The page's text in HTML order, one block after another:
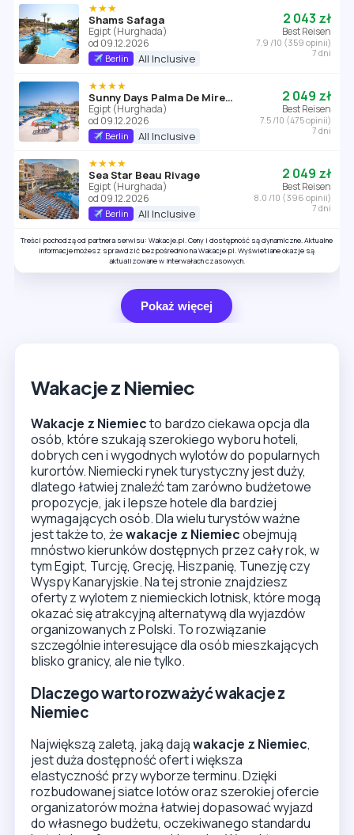
★★★
Shams Safaga
Egipt (Hurghada)
od 09.12.2026
Berlin All Inclusive
2 043 zł
Best Reisen
7.9 /10 (359 opinii)
7 dni
★★★★
Sunny Days Palma De Mirette Resort
Egipt (Hurghada)
od 09.12.2026
Berlin All Inclusive
2 049 zł
Best Reisen
7.5 /10 (475 opinii)
7 dni
★★★★
Sea Star Beau Rivage
Egipt (Hurghada)
od 09.12.2026
Berlin All Inclusive
2 049 zł
Best Reisen
8.0 /10 (396 opinii)
7 dni
Treści pochodzą od partnera serwisu: Wakacje.pl. Ceny i dostępność są dynamiczne. Aktualne
informacje możesz sprawdzić bezpośrednio na Wakacje.pl. Wyświetlane okazje są
aktualizowane w interwałach czasowych.
Pokaż więcej
Wakacje z Niemiec
Wakacje z Niemiecto bardzo ciekawa opcja dla
osób, które szukają szerokiego wyboru hoteli,
dobrych cen i wygodnych wylotów do popularnych
kurortów. Niemiecki rynek turystyczny jest duży,
dlatego łatwiej znaleźć tam zarówno budżetowe
propozycje, jak i lepsze hotele dla bardziej
wymagających osób. Dla wielu turystów ważne
jest także to, żewakacje z Niemiecobejmują
mnóstwo kierunków dostępnych przez cały rok, w
tym Egipt, Turcję, Grecję, Hiszpanię, Tunezję czy
Wyspy Kanaryjskie. Na tej stronie znajdziesz
oferty z wylotem z niemieckich lotnisk, które mogą
okazać się atrakcyjną alternatywą dla wyjazdów
organizowanych z Polski. To rozwiązanie
szczególnie interesujące dla osób mieszkających
blisko granicy, ale nie tylko.
Dlaczego warto rozważyć wakacje z
Niemiec
Największą zaletą, jaką dająwakacje z Niemiec,
jest duża dostępność ofert i większa
elastyczność przy wyborze terminu. Dzięki
rozbudowanej siatce lotów oraz szerokiej ofercie
organizatorów można łatwiej dopasować wyjazd
do własnego budżetu, oczekiwanego standardu